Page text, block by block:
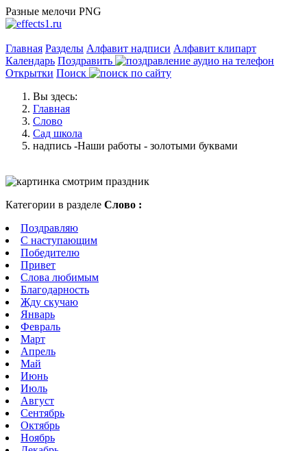
Разные мелочи PNG
Главная Разделы Алфавит надписи Алфавит клипарт
Календарь Поздравить
Открытки Поиск
Вы здесь:
Главная
Слово
Сад школа
надпись -Наши работы - золотыми буквами
Категории в разделе Слово :
Поздравляю
С наступающим
Победителю
Привет
Слова любимым
Благодарность
Жду скучаю
Январь
Февраль
Март
Апрель
Май
Июнь
Июль
Август
Сентябрь
Октябрь
Ноябрь